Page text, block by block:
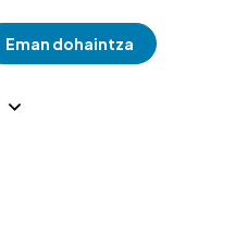
Eman dohaintza